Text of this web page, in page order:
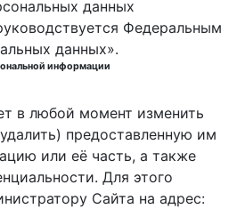
данных
Федеральным
данных».
информации
в любой момент изменить
предоставленную им
или её часть, а также
Для этого
Сайта на адрес: